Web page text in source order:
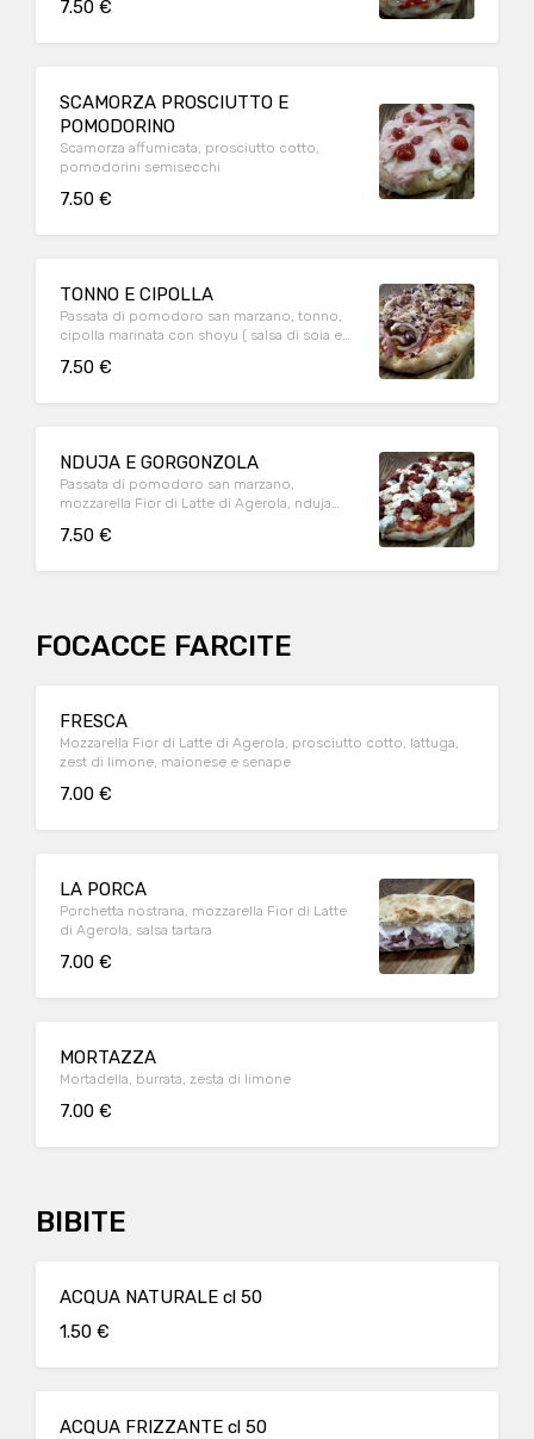
7.50 €
SCAMORZA PROSCIUTTO E
POMODORINO
Scamorza affumicata, prosciutto cotto,
pomodorini semisecchi
7.50 €
TONNO E CIPOLLA
Passata di pomodoro san marzano, tonno,
cipolla marinata con shoyu ( salsa di soia e
7.50 €
NDUJA E GORGONZOLA
Passata di pomodoro san marzano,
mozzarella Fior di Latte di Agerola, nduja
7.50 €
FOCACCE FARCITE
FRESCA
Mozzarella Fior di Latte di Agerola, prosciutto cotto, lattuga,
zest di limone, maionese e senape
7.00 €
LA PORCA
Porchetta nostrana, mozzarella Fior di Latte
di Agerola, salsa tartara
7.00 €
MORTAZZA
Mortadella, burrata, zesta di limone
7.00 €
BIBITE
ACQUA NATURALE cl 50
1.50 €
ACQUA FRIZZANTE cl 50